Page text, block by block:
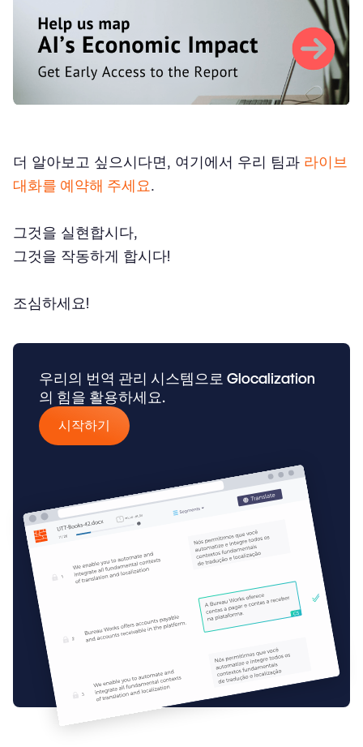
더 알아보고 싶으시다면, 여기에서 우리 팀과 라이브
대화를 예약해 주세요.
그것을 실현합시다,
그것을 작동하게 합시다!
조심하세요!
우리의 번역 관리 시스템으로 Glocalization
의 힘을 활용하세요.
시작하기